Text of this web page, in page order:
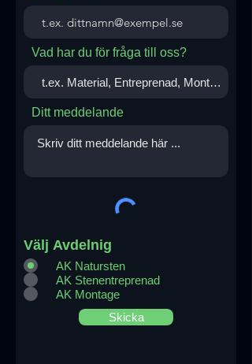
Vad har du för fråga till oss?
Ditt meddelande
Välj Avdelnig
AK Natursten
AK Stenentreprenad
AK Montage
Skicka